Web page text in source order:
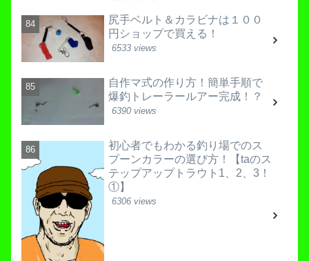
尻手ベルト＆カラビナは１００
円ショップで買える！
6533 views
自作マ式の作り方！簡単手順で
爆釣トレーラールアー完成！？
6390 views
初心者でもわかる釣り場でのス
プーンカラーの選び方！【taのス
テップアップトラウト1、2、3！
①】
6306 views